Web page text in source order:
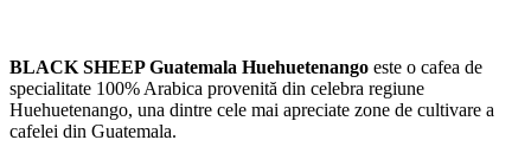
BLACK SHEEP Guatemala Huehuetenango este o cafea de
specialitate 100% Arabica provenită din celebra regiune
Huehuetenango, una dintre cele mai apreciate zone de cultivare a
cafelei din Guatemala.